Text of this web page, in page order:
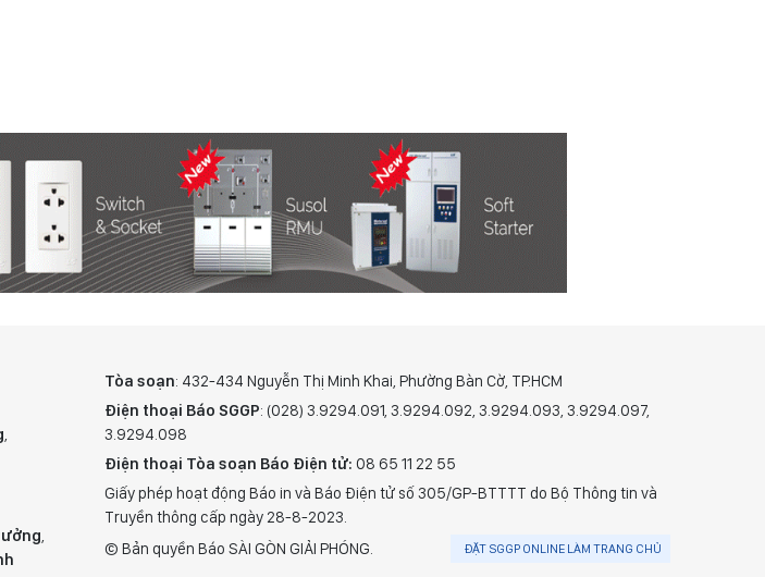
,
,
Tòa soạn: 432-434 Nguyễn Thị Minh Khai, Phường Bàn Cờ, TP.HCM
Điện thoại Báo SGGP: (028) 3.9294.091, 3.9294.092, 3.9294.093, 3.9294.097,
3.9294.098
Điện thoại Tòa soạn Báo Điện tử: 08 65 11 22 55
Giấy phép hoạt động Báo in và Báo Điện tử số 305/GP-BTTTT do Bộ Thông tin và
Truyền thông cấp ngày 28-8-2023.
© Bản quyền Báo SÀI GÒN GIẢI PHÓNG.
ĐẶT SGGP ONLINE LÀM TRANG CHỦ